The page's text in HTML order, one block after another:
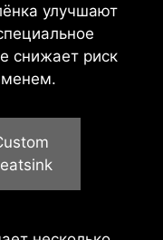
улучшают
снижает риск